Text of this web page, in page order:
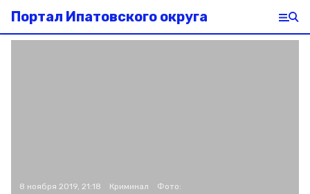
Портал Ипатовского округа
8 ноября 2019, 21:18 Криминал Фото: